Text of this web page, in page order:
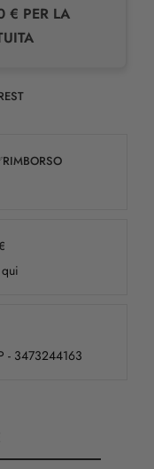
€ PER LA
- 3473244163